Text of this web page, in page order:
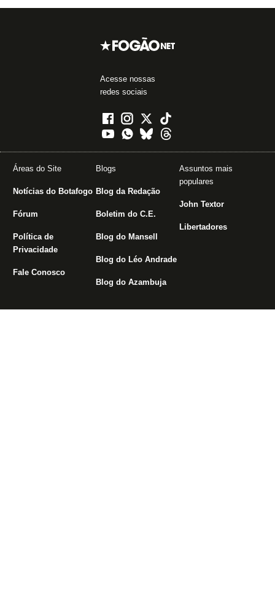
Acesse nossas
redes sociais
Áreas do Site
Notícias do Botafogo
Fórum
Política de
Privacidade
Fale Conosco
Blogs
Blog da Redação
Boletim do C.E.
Blog do Mansell
Blog do Léo Andrade
Blog do Azambuja
Assuntos mais
populares
John Textor
Libertadores